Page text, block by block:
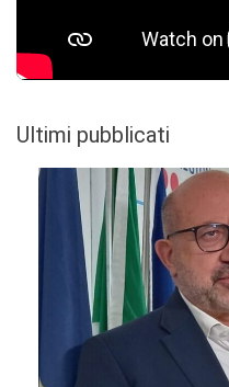
Ultimi pubblicati